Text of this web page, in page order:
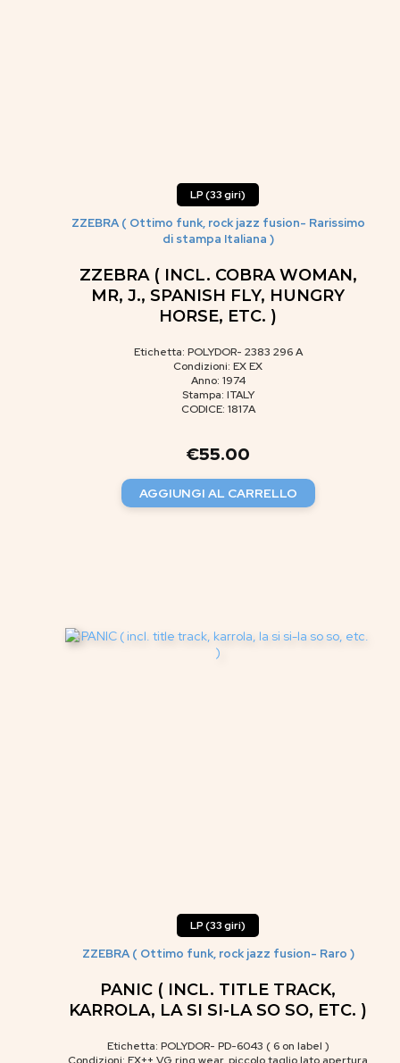
LP (33 giri)
ZZEBRA ( Ottimo funk, rock jazz fusion- Rarissimo
di stampa Italiana )
ZZEBRA ( INCL. COBRA WOMAN,
MR, J., SPANISH FLY, HUNGRY
HORSE, ETC. )
Etichetta: POLYDOR- 2383 296 A
Condizioni: EX EX
Anno: 1974
Stampa: ITALY
CODICE: 1817A
€55.00
AGGIUNGI AL CARRELLO
LP (33 giri)
ZZEBRA ( Ottimo funk, rock jazz fusion- Raro )
PANIC ( INCL. TITLE TRACK,
KARROLA, LA SI SI-LA SO SO, ETC. )
Etichetta: POLYDOR- PD-6043 ( 6 on label )
Condizioni: EX++ VG ring wear, piccolo taglio lato apertura